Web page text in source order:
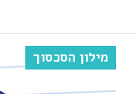
מילון הסכסוך